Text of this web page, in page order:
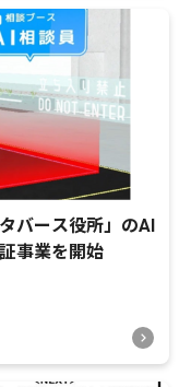
バース役所」のAI
事業を開始